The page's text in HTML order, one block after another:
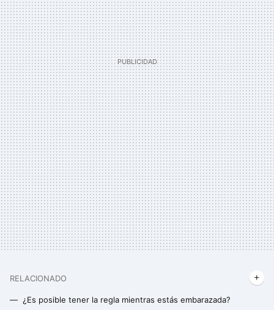
RELACIONADO
¿Es posible tener la regla mientras estás embarazada?